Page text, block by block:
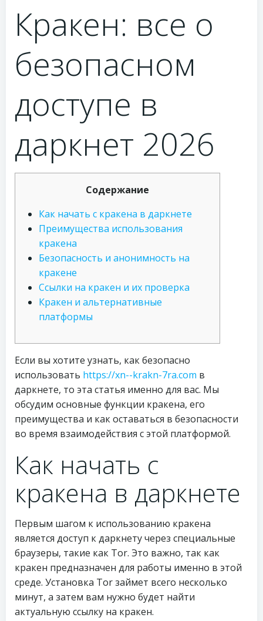
Кракен: все о
безопасном
доступе в
даркнет 2026
Содержание
Как начать с кракена в даркнете
Преимущества использования
кракена
Безопасность и анонимность на
кракене
Ссылки на кракен и их проверка
Кракен и альтернативные
платформы
Если вы хотите узнать, как безопасно
использовать https://xn--krakn-7ra.com в
даркнете, то эта статья именно для вас. Мы
обсудим основные функции кракена, его
преимущества и как оставаться в безопасности
во время взаимодействия с этой платформой.
Как начать с
кракена в даркнете
Первым шагом к использованию кракена
является доступ к даркнету через специальные
браузеры, такие как Tor. Это важно, так как
кракен предназначен для работы именно в этой
среде. Установка Tor займет всего несколько
минут, а затем вам нужно будет найти
актуальную ссылку на кракен.